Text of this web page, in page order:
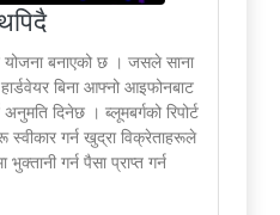
बनाएको छ । जसले साना
बिना आफ्नो आइफोनबाट
दिनेछ । ब्लूमबर्गको रिपोर्ट
गर्न खुद्रा विक्रेताहरूले
गर्न पैसा प्राप्त गर्न